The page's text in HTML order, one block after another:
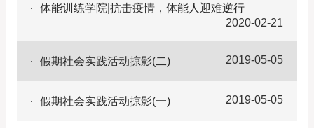
体能训练学院|抗击疫情，体能人迎难逆行
2020-02-21
假期社会实践活动掠影(二) 2019-05-05
假期社会实践活动掠影(一) 2019-05-05